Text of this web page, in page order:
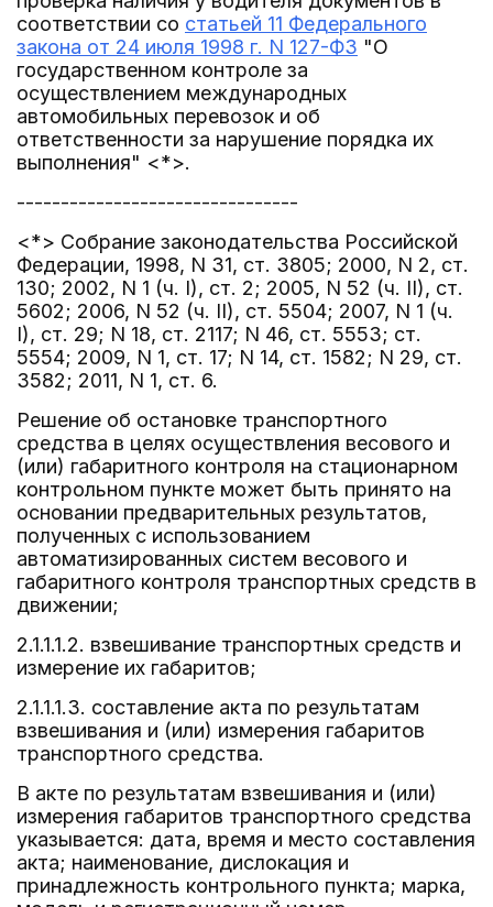
соответствии со статьей 11 Федерального
закона от 24 июля 1998 г. N 127-ФЗ "О
государственном контроле за
осуществлением международных
автомобильных перевозок и об
ответственности за нарушение порядка их
выполнения" <*>.
--------------------------------
<*> Собрание законодательства Российской
Федерации, 1998, N 31, ст. 3805; 2000, N 2, ст.
130; 2002, N 1 (ч. I), ст. 2; 2005, N 52 (ч. II), ст.
5602; 2006, N 52 (ч. II), ст. 5504; 2007, N 1 (ч.
I), ст. 29; N 18, ст. 2117; N 46, ст. 5553; ст.
5554; 2009, N 1, ст. 17; N 14, ст. 1582; N 29, ст.
3582; 2011, N 1, ст. 6.
Решение об остановке транспортного
средства в целях осуществления весового и
(или) габаритного контроля на стационарном
контрольном пункте может быть принято на
основании предварительных результатов,
полученных с использованием
автоматизированных систем весового и
габаритного контроля транспортных средств в
движении;
2.1.1.1.2. взвешивание транспортных средств и
измерение их габаритов;
2.1.1.1.3. составление акта по результатам
взвешивания и (или) измерения габаритов
транспортного средства.
В акте по результатам взвешивания и (или)
измерения габаритов транспортного средства
указывается: дата, время и место составления
акта; наименование, дислокация и
принадлежность контрольного пункта; марка,